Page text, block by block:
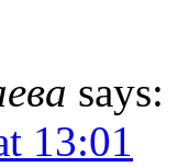
says:
13:01